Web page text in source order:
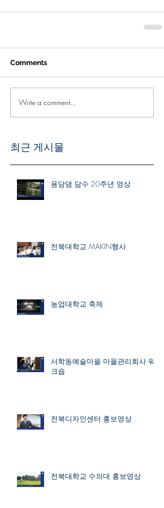
Comments
Write a comment...
최근 게시물
용담댐 담수 20주년 영상
전북대학교 MAKIN행사
농업대학교 축제
서학동예술마을 마을관리회사 워
크숍
전북디자인센터 홍보영상
전북대학교 수의대 홍보영상